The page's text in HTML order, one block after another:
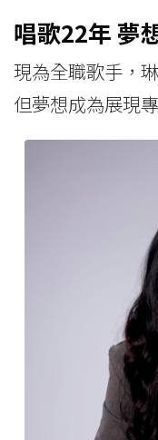
唱歌22年 夢
現為全職歌手，
但夢想成為展現